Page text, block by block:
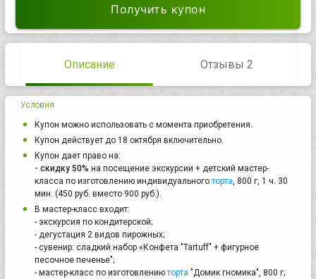
Получить купон
Описание Отзывы 2
Условия
Купон можно использовать с момента приобретения.
Купон действует до 18 октября включительно.
Купон дает право на:
- скидку 50% на посещение экскурсии + детский мастер-
класса по изготовлению индивидуальноготорта , 800 г, 1 ч. 30
мин. (450 руб. вместо 900 руб.).
В мастер-класс входит:
- экскурсия по кондитерской;
- дегустация 2 видов пирожных;
- сувенир: сладкий набор «Конфета "Tartuff" + фигурное
песочное печенье";
- мастер-класс по изготовлениюторта "Домик гномика", 800 г;